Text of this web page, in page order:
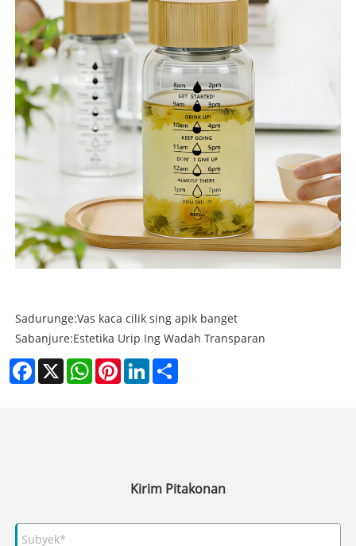
Sadurunge:Vas kaca cilik sing apik banget
Sabanjure:Estetika Urip Ing Wadah Transparan
Facebook
X WhatsAppPinterestLinkedIn
Kirim Pitakonan